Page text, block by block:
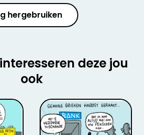
hergebruiken
deze jou
ook